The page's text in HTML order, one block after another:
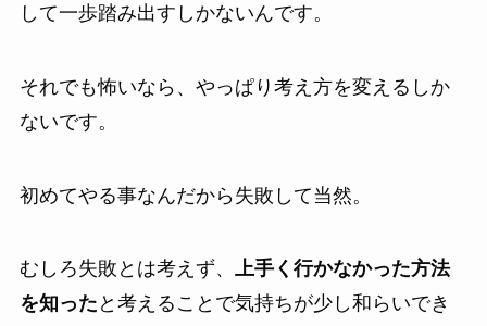
して一歩踏み出すしかないんです。
それでも怖いなら、やっぱり考え方を変えるしか
ないです。
初めてやる事なんだから失敗して当然。
むしろ失敗とは考えず、 上手く行かなかった方法
を知った と考えることで気持ちが少し和らいでき